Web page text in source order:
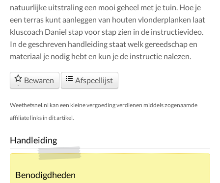
natuurlijke uitstraling een mooi geheel met je tuin. Hoe je
een terras kunt aanleggen van houten vlonderplanken laat
kluscoach Daniel stap voor stap zien in de instructievideo.
In de geschreven handleiding staat welk gereedschap en
materiaal je nodig hebt en kun je de instructie nalezen.
Bewaren Afspeellijst
Weethetsnel.nl kan een kleine vergoeding verdienen middels zogenaamde
affiliate links in dit artikel.
Handleiding
Benodigdheden